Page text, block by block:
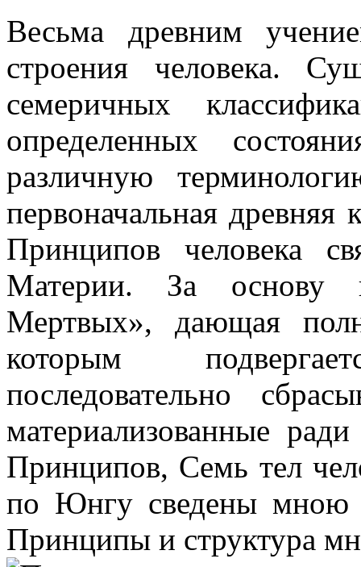
Весьма древним
строения человека.
семеричных
определенных
различную
первоначальная
Принципов человека
Материи. За основу
Мертвых», дающая
которым
последовательно
материализованные
Принципов, Семь тел
по Юнгу сведены мною
Принципы и структура